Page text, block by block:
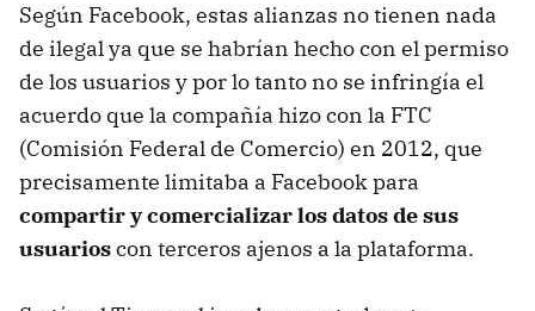
Según Facebook, estas alianzas no tienen nada
de ilegal ya que se habrían hecho con el permiso
de los usuarios y por lo tanto no se infringía el
acuerdo que la compañía hizo con la FTC
(Comisión Federal de Comercio) en 2012, que
precisamente limitaba a Facebook para
compartir y comercializar los datos de sus
usuarioscon terceros ajenos a la plataforma.